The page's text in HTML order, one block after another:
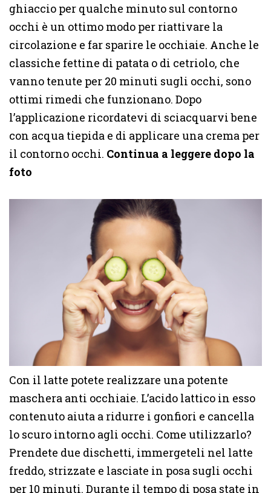
ghiaccio per qualche minuto sul contorno
occhi è un ottimo modo per riattivare la
circolazione e far sparire le occhiaie. Anche le
classiche fettine di patata o di cetriolo, che
vanno tenute per 20 minuti sugli occhi, sono
ottimi rimedi che funzionano. Dopo
l’applicazione ricordatevi di sciacquarvi bene
con acqua tiepida e di applicare una crema per
il contorno occhi. Continua a leggere dopo la
foto
Con il latte potete realizzare una potente
maschera anti occhiaie. L’acido lattico in esso
contenuto aiuta a ridurre i gonfiori e cancella
lo scuro intorno agli occhi. Come utilizzarlo?
Prendete due dischetti, immergeteli nel latte
freddo, strizzate e lasciate in posa sugli occhi
per 10 minuti. Durante il tempo di posa state in